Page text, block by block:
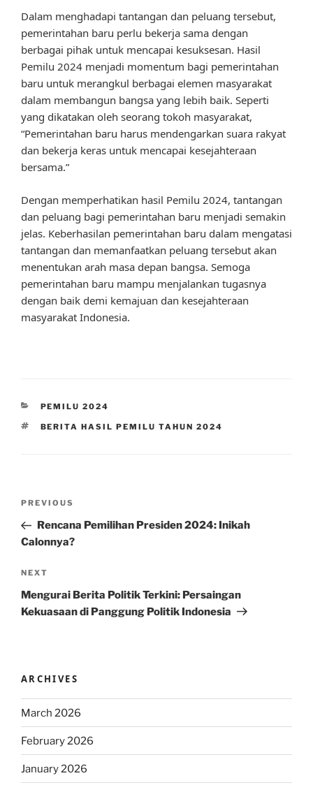
Dalam menghadapi tantangan dan peluang tersebut,
pemerintahan baru perlu bekerja sama dengan
berbagai pihak untuk mencapai kesuksesan. Hasil
Pemilu 2024 menjadi momentum bagi pemerintahan
baru untuk merangkul berbagai elemen masyarakat
dalam membangun bangsa yang lebih baik. Seperti
yang dikatakan oleh seorang tokoh masyarakat,
“Pemerintahan baru harus mendengarkan suara rakyat
dan bekerja keras untuk mencapai kesejahteraan
bersama.”
Dengan memperhatikan hasil Pemilu 2024, tantangan
dan peluang bagi pemerintahan baru menjadi semakin
jelas. Keberhasilan pemerintahan baru dalam mengatasi
tantangan dan memanfaatkan peluang tersebut akan
menentukan arah masa depan bangsa. Semoga
pemerintahan baru mampu menjalankan tugasnya
dengan baik demi kemajuan dan kesejahteraan
masyarakat Indonesia.
CATEGORIES
PEMILU 2024
TAGS
BERITA HASIL PEMILU TAHUN 2024
Previous
Post
PREVIOUS
Rencana Pemilihan Presiden 2024: Inikah
Calonnya?
Next
Post
NEXT
Mengurai Berita Politik Terkini: Persaingan
Kekuasaan di Panggung Politik Indonesia
ARCHIVES
March 2026
February 2026
January 2026